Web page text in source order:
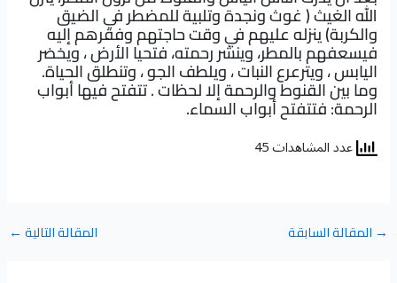
الله الغيث ( غوث ونجدة وتلبية للمضطر في الضيق
والكربة) ينزله عليهم في وقت حاجتهم وفقرهم إليه
فيسعفهم بالمطر، وينشر رحمته، فتحيا الأرض ، ويخضر
اليابس ، ويترعرع النبات ، ويلطف الجو ، وتنطلق الحياة.
وما بين القنوط والرحمة إلا لحظات . تتفتح فيها أبواب
الرحمة: فتتفتح أبواب السماء.
عدد المشاهدات 45
→ المقالة السابقة المقالة التالية ←